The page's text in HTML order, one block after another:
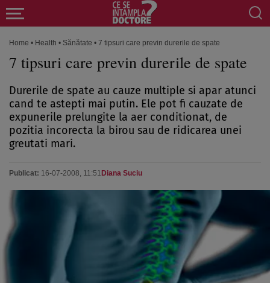
Home • Health • Sănătate • 7 tipsuri care previn durerile de spate
7 tipsuri care previn durerile de spate
Durerile de spate au cauze multiple si apar atunci
cand te astepti mai putin. Ele pot fi cauzate de
expunerile prelungite la aer conditionat, de
pozitia incorecta la birou sau de ridicarea unei
greutati mari.
Publicat: 16-07-2008, 11:51 Diana Suciu